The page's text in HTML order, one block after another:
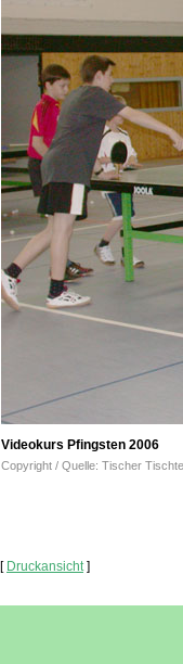
Videokurs Pfingsten 2006
Copyright / Quelle: Tischer
[ Druckansicht]